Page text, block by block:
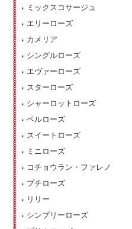
ミックスコサージュ
エリーローズ
カメリア
シングルローズ
エヴァーローズ
スターローズ
シャーロットローズ
ベルローズ
スイートローズ
ミニローズ
コチョウラン・ファレノ
プチローズ
リリー
シンプリーローズ